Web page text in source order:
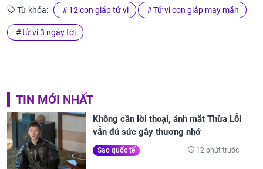
Từ khóa: 12 con giáp tử vi Tử vi con giáp may mắn
tử vi 3 ngày tới
TIN MỚI NHẤT
Không cần lời thoại, ánh mắt Thừa Lỗi
vẫn đủ sức gây thương nhớ
Sao quốc tế 12 phút trước